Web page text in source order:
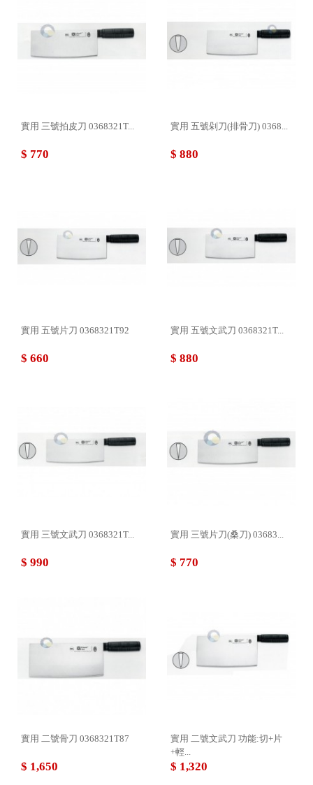
實用 三號拍皮刀 0368321T...
$ 770
實用 五號剁刀(排骨刀) 0368...
$ 880
實用 五號片刀 0368321T92
$ 660
實用 五號文武刀 0368321T...
$ 880
實用 三號文武刀 0368321T...
$ 990
實用 三號片刀(桑刀) 03683...
$ 770
實用 二號骨刀 0368321T87
$ 1,650
實用 二號文武刀 功能:切+片
+輕...
$ 1,320